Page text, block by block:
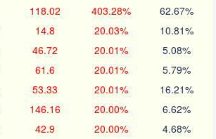
118.02 403.28% 62.67%
14.8 20.03% 10.81%
46.72 20.01% 5.08%
61.6 20.01% 5.79%
53.33 20.01% 16.21%
146.16 20.00% 6.62%
42.9 20.00% 4.68%